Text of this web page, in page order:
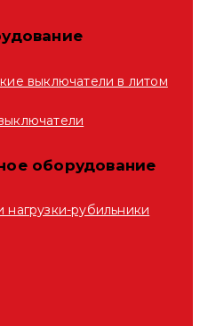
выключатели в литом
оборудование
нагрузки-рубильники